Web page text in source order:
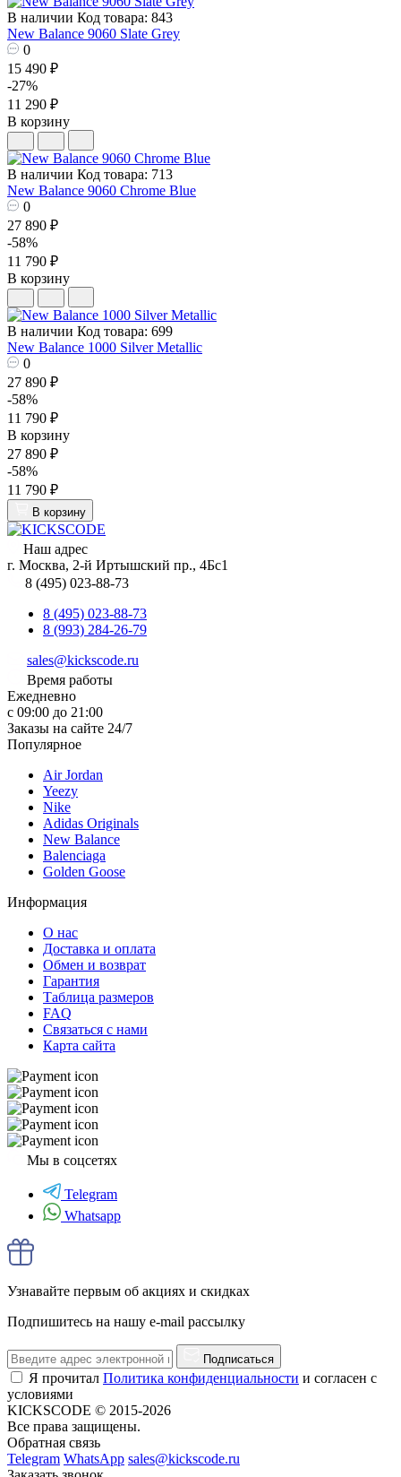
В наличии Код товара: 843
New Balance 9060 Slate Grey
0
15 490 ₽
-27%
11 290 ₽
В корзину
В наличии Код товара: 713
New Balance 9060 Chrome Blue
0
27 890 ₽
-58%
11 790 ₽
В корзину
В наличии Код товара: 699
New Balance 1000 Silver Metallic
0
27 890 ₽
-58%
11 790 ₽
В корзину
27 890 ₽
-58%
11 790 ₽
В корзину
Наш адрес
г. Москва, 2-й Иртышский пр., 4Бс1
8 (495) 023-88-73
8 (495) 023-88-73
8 (993) 284-26-79
sales@kickscode.ru
Время работы
Ежедневно
с 09:00 до 21:00
Заказы на сайте 24/7
Популярное
Air Jordan
Yeezy
Nike
Adidas Originals
New Balance
Balenciaga
Golden Goose
Информация
О нас
Доставка и оплата
Обмен и возврат
Гарантия
Таблица размеров
FAQ
Связаться с нами
Карта сайта
Мы в соцсетях
Telegram
Whatsapp
Узнавайте первым об акциях и скидках
Подпишитесь на нашу e-mail рассылку
Подписаться
Я прочитал Политика конфиденциальности и согласен с
условиями
KICKSCODE © 2015-2026
Все права защищены.
Обратная связь
Telegram WhatsApp sales@kickscode.ru